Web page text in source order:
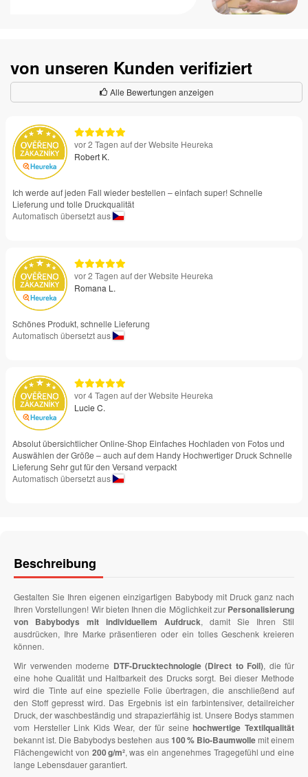
von unseren Kunden verifiziert
Alle Bewertungen anzeigen
vor 2 Tagen auf der Website Heureka
Robert K.
Ich werde auf jeden Fall wieder bestellen – einfach super! Schnelle
Lieferung und tolle Druckqualität
Automatisch übersetzt aus
vor 2 Tagen auf der Website Heureka
Romana L.
Schönes Produkt, schnelle Lieferung
Automatisch übersetzt aus
vor 4 Tagen auf der Website Heureka
Lucie C.
Absolut übersichtlicher Online-Shop Einfaches Hochladen von Fotos und
Auswählen der Größe – auch auf dem Handy Hochwertiger Druck Schnelle
Lieferung Sehr gut für den Versand verpackt
Automatisch übersetzt aus
Beschreibung
Gestalten Sie Ihren eigenen einzigartigen Babybody mit Druck ganz nach
Ihren Vorstellungen! Wir bieten Ihnen die Möglichkeit zur Personalisierung
von Babybodys mit individuellem Aufdruck, damit Sie Ihren Stil
ausdrücken, Ihre Marke präsentieren oder ein tolles Geschenk kreieren
können.
Wir verwenden moderne DTF-Drucktechnologie (Direct to Foil), die für
eine hohe Qualität und Haltbarkeit des Drucks sorgt. Bei dieser Methode
wird die Tinte auf eine spezielle Folie übertragen, die anschließend auf
den Stoff gepresst wird. Das Ergebnis ist ein farbintensiver, detailreicher
Druck, der waschbeständig und strapazierfähig ist. Unsere Bodys stammen
vom Hersteller Link Kids Wear, der für seinehochwertige Textilqualität
bekannt ist. Die Babybodys bestehen aus100 % Bio-Baumwollemit einem
Flächengewicht von 200 g/m², was ein angenehmes Tragegefühl und eine
lange Lebensdauer garantiert.